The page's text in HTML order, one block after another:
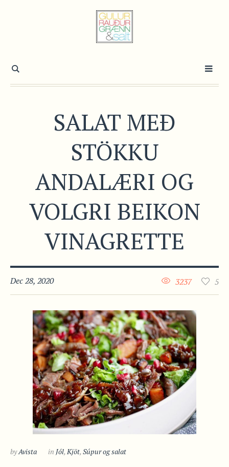
SALAT MEÐ
STÖKKU
ANDALÆRI OG
VOLGRI BEIKON
VINAGRETTE
Dec 28, 2020 5
3237
byAvista in Jól,Kjöt,Súpur og salat